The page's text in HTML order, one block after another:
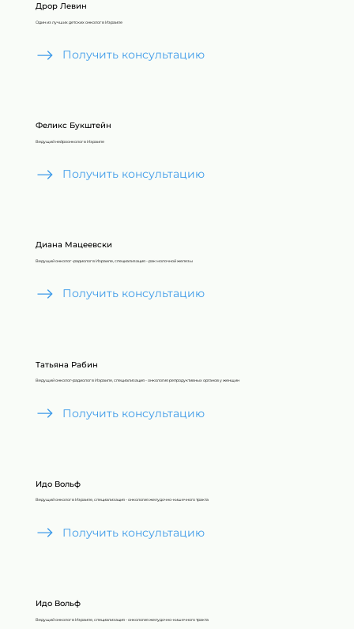
Дрор Левин
Один из лучших детских онколог в Израиле
Получить консультацию
Феликс Букштейн
Ведущий нейроонколог в Израиле
Получить консультацию
Диана Мацеевски
Ведущий онколог -радиолог в Израиле, специализация - рак молочной железы
Получить консультацию
Татьяна Рабин
Ведущий онколог-радиолог в Израиле, специализация - онкология репродуктивных органов у женщин
Получить консультацию
Идо Вольф
Ведущий онколог в Израиле, специализация - онкология желудочно-кишечного тракта
Получить консультацию
Идо Вольф
Ведущий онколог в Израиле, специализация - онкология желудочно-кишечного тракта